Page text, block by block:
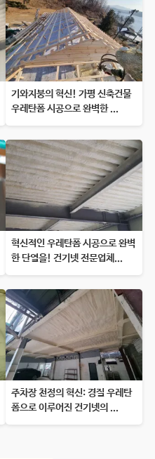
기와지붕의 혁신! 가평 신축건물
우레탄폼 시공으로 완벽한 ...
혁신적인 우레탄폼 시공으로 완벽
한 단열을! 건기넷 전문업체...
주차장 천정의 혁신: 경질 우레탄
폼으로 이루어진 건기넷의 ...